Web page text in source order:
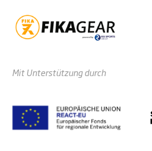
Mit Unterstützung durch